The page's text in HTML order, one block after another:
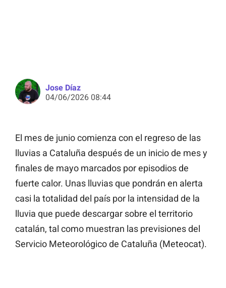
Jose Díaz
04/06/2026 08:44
El mes de junio comienza con el regreso de las
lluvias a Cataluña después de un inicio de mes y
finales de mayo marcados por episodios de
fuerte calor. Unas lluvias que pondrán en alerta
casi la totalidad del país por la intensidad de la
lluvia que puede descargar sobre el territorio
catalán, tal como muestran las previsiones del
Servicio Meteorológico de Cataluña (Meteocat).